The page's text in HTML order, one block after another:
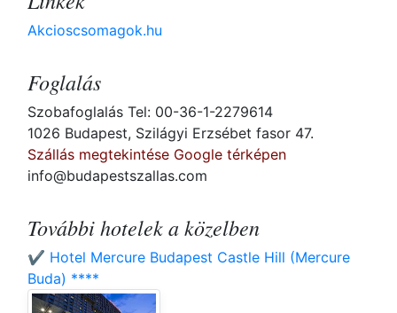
Akcioscsomagok.hu
Foglalás
Szobafoglalás Tel: 00-36-1-2279614
1026 Budapest, Szilágyi Erzsébet fasor 47.
Szállás megtekintése Google térképen
info@budapestszallas.com
További hotelek a közelben
✔️ Hotel Mercure Budapest Castle Hill (Mercure
Buda) ****